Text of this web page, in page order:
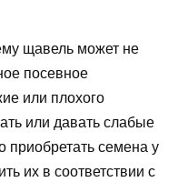
щавель может не
посевное
или плохого
или давать слабые
приобретать семена у
их в соответствии с